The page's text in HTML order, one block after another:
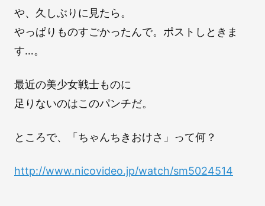
や、久しぶりに見たら。
やっぱりものすごかったんで。ポストしときま
す…。
最近の美少女戦士ものに
足りないのはこのパンチだ。
ところで、「ちゃんちきおけさ」って何？
http://www.nicovideo.jp/watch/sm5024514